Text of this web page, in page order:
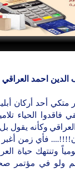
احمد العراقي
متكي أحد أركان
فاقدوا الحياء
وكأنه يقول
فأي زمن
وتنتهك حياة
ولو في مؤتمر